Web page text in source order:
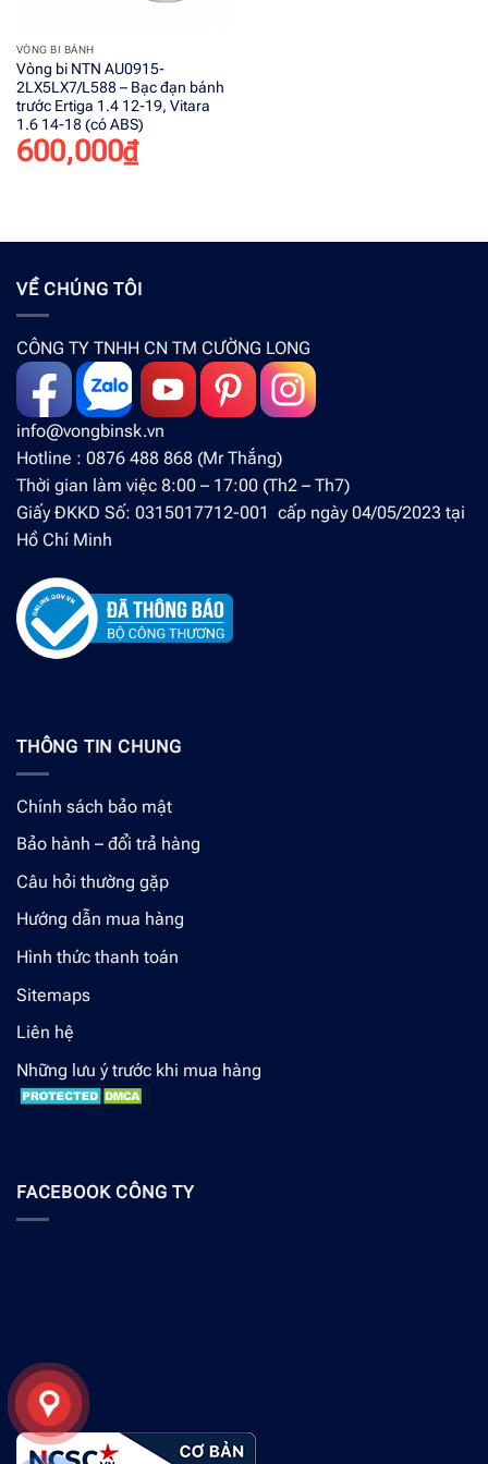
VÒNG BI BÁNH
Vòng bi NTN AU0915-
2LX5LX7/L588 – Bạc đạn bánh
trước Ertiga 1.4 12-19, Vitara
1.6 14-18 (có ABS)
600,000₫
VỀ CHÚNG TÔI
CÔNG TY TNHH CN TM CƯỜNG LONG
info@vongbinsk.vn
Hotline : 0876 488 868 (Mr Thắng)
Thời gian làm việc 8:00 – 17:00 (Th2 – Th7)
Giấy ĐKKD Số: 0315017712-001 cấp ngày 04/05/2023 tại
Hồ Chí Minh
THÔNG TIN CHUNG
Chính sách bảo mật
Bảo hành – đổi trả hàng
Câu hỏi thường gặp
Hướng dẫn mua hàng
Hình thức thanh toán
Sitemaps
Liên hệ
Những lưu ý trước khi mua hàng
FACEBOOK CÔNG TY